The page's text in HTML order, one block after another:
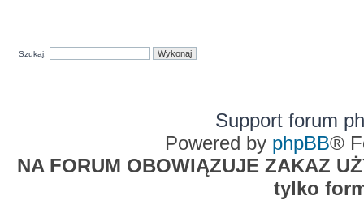
Szukaj:
Support forum
Powered by phpBB®
NA FORUM OBOWIĄZUJE ZAKAZ
tylko